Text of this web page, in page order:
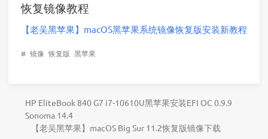
恢复镜像教程
【老吴黑苹果】macOS黑苹果系统镜像恢复版安装新教程
# 镜像 恢复版 黑苹果
HP EliteBook 840 G7 i7-10610U黑苹果安装EFI OC 0.9.9
Sonoma 14.4
【老吴黑苹果】macOS Big Sur 11.2恢复版镜像下载